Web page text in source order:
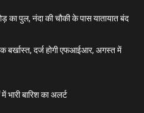
का पुल, नंदा की चौकी के पास यातायात बंद
बर्खास्त, दर्ज होगी एफआईआर, अगस्त में
बारिश का अलर्ट